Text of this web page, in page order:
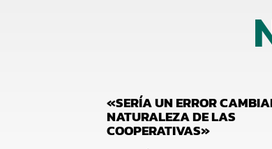
«SERÍA UN ERROR
NATURALEZA DE LAS
COOPERATIVAS»